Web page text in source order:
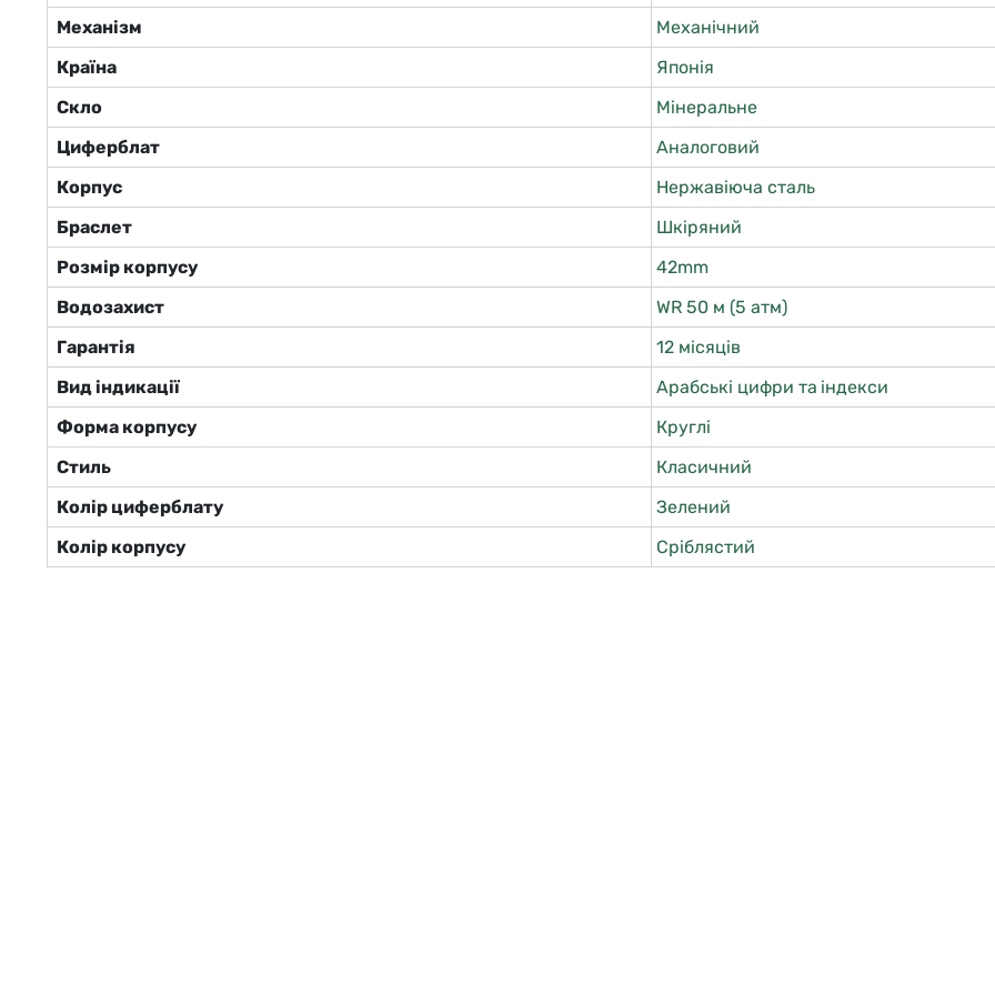
Механізм
Механічний
Країна
Японія
Скло
Мінеральне
Циферблат
Аналоговий
Корпус
Нержавіюча сталь
Браслет
Шкіряний
Розмір корпусу
42mm
Водозахист
WR 50 м (5 атм)
Гарантія
12 місяців
Вид індикації
Арабські цифри та індекси
Форма корпусу
Круглі
Стиль
Класичний
Колір циферблату
Зелений
Колір корпусу
Сріблястий